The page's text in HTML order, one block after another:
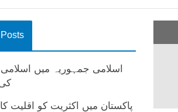
اسلامی جمہوریہ میں اسلامی
پاکستان میں اکثریت کو اقلیت